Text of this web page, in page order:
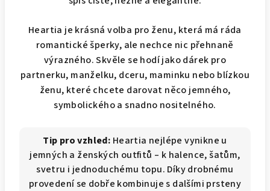
Heartia je krásná volba pro ženu, která má ráda
romantické šperky, ale nechce nic přehnaně
výrazného. Skvěle se hodí jako dárek pro
partnerku, manželku, dceru, maminku nebo blízkou
ženu, které chcete darovat něco jemného,
symbolického a snadno nositelného.
Tip pro vzhled: Heartia nejlépe vynikne u
jemných a ženských outfitů – k halence, šatům,
svetru i jednoduchému topu. Díky drobnému
provedení se dobře kombinuje s dalšími prsteny